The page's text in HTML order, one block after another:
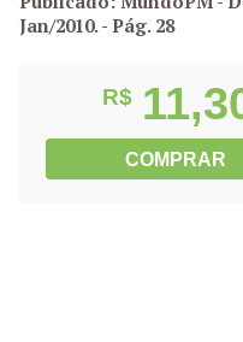
Jan/2010.- Pág. 28
R$
COMPRAR